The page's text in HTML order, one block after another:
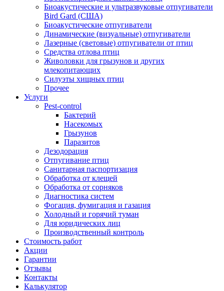
Биоакустические и ультразвуковые отпугиватели
Bird Gard (США)
Биоакустические отпугиватели
Динамические (визуальные) отпугиватели
Лазерные (световые) отпугиватели от птиц
Средства отлова птиц
Живоловки для грызунов и других
млекопитающих
Силуэты хищных птиц
Прочее
Услуги
Pest-control
Бактерий
Насекомых
Грызунов
Паразитов
Дезодорация
Отпугивание птиц
Санитарная паспортизация
Обработка от клещей
Обработка от сорняков
Диагностика систем
Фогация, фумигация и газация
Холодный и горячий туман
Для юридических лиц
Производственный контроль
Стоимость работ
Акции
Гарантии
Отзывы
Контакты
Калькулятор